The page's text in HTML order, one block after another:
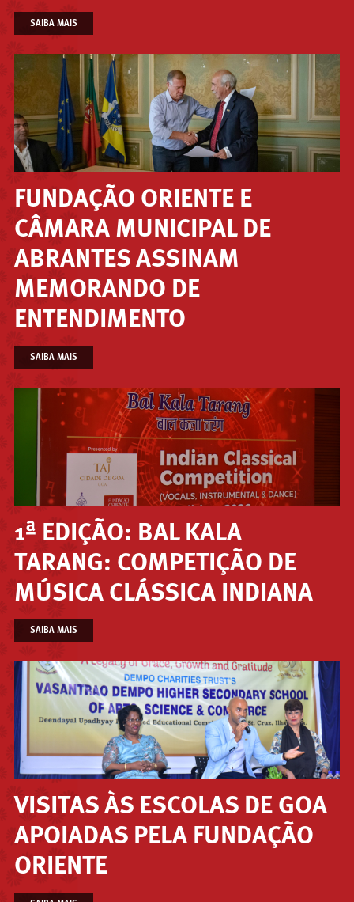
SAIBA MAIS
FUNDAÇÃO ORIENTE E
CÂMARA MUNICIPAL DE
ABRANTES ASSINAM
MEMORANDO DE
ENTENDIMENTO
SAIBA MAIS
1ª EDIÇÃO: BAL KALA
TARANG: COMPETIÇÃO DE
MÚSICA CLÁSSICA INDIANA
SAIBA MAIS
VISITAS ÀS ESCOLAS DE GOA
APOIADAS PELA FUNDAÇÃO
ORIENTE